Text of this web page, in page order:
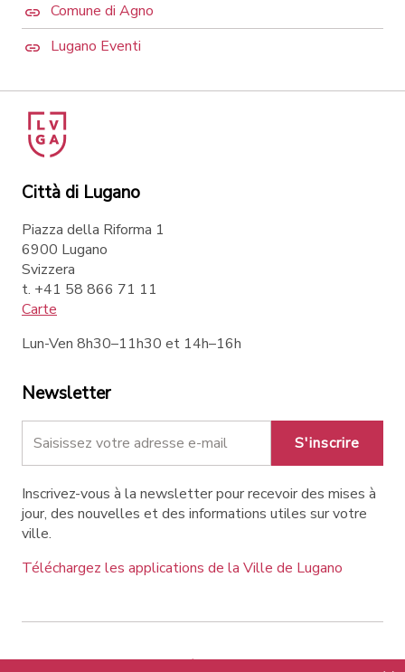
Comune di Agno
Lugano Eventi
Città di Lugano
Piazza della Riforma 1
6900 Lugano
Svizzera
t. +41 58 866 71 11
Carte
Lun-Ven 8h30–11h30 et 14h–16h
Newsletter
S'inscrire
Inscrivez-vous à la newsletter pour recevoir des mises à
jour, des nouvelles et des informations utiles sur votre
ville.
Téléchargez les applications de la Ville de Lugano
Contatti Liens Avis légal